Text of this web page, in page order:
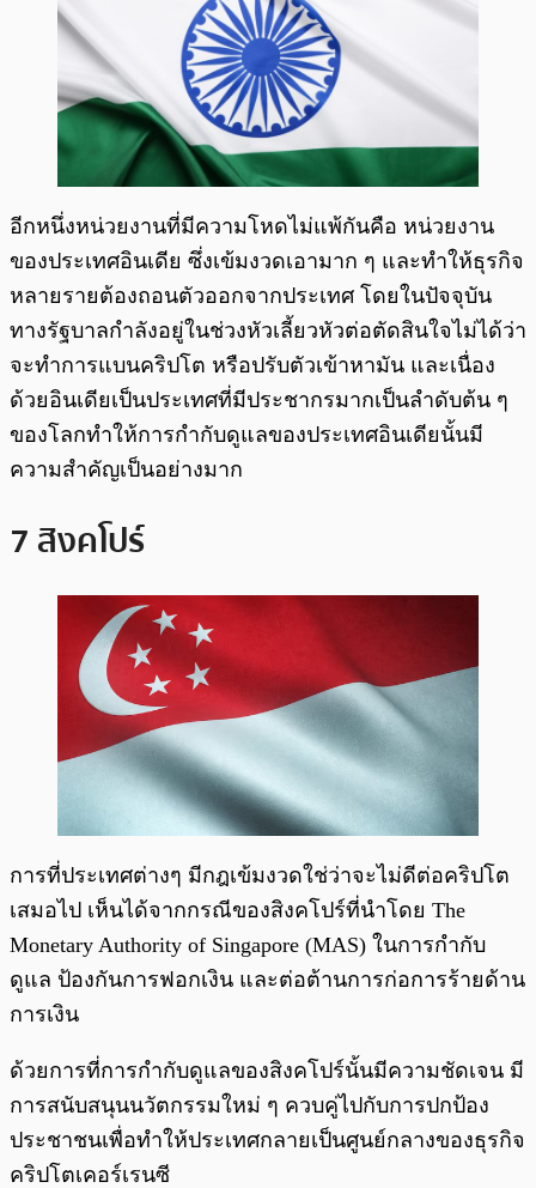
อีกหนึ่งหน่วยงานที่มีความโหดไม่แพ้กันคือ หน่วยงาน
ของประเทศอินเดีย ซึ่งเข้มงวดเอามาก ๆ และทำให้ธุรกิจ
หลายรายต้องถอนตัวออกจากประเทศ โดยในปัจจุบัน
ทางรัฐบาลกำลังอยู่ในช่วงหัวเลี้ยวหัวต่อตัดสินใจไม่ได้ว่า
จะทำการแบนคริปโต หรือปรับตัวเข้าหามัน และเนื่อง
ด้วยอินเดียเป็นประเทศที่มีประชากรมากเป็นลำดับต้น ๆ
ของโลกทำให้การกำกับดูแลของประเทศอินเดียนั้นมี
ความสำคัญเป็นอย่างมาก
7 สิงคโปร์
การที่ประเทศต่างๆ มีกฎเข้มงวดใช่ว่าจะไม่ดีต่อคริปโต
เสมอไป เห็นได้จากกรณีของสิงคโปร์ที่นำโดย The
Monetary Authority of Singapore (MAS) ในการกำกับ
ดูแล ป้องกันการฟอกเงิน และต่อต้านการก่อการร้ายด้าน
การเงิน
ด้วยการที่การกำกับดูแลของสิงคโปร์นั้นมีความชัดเจน มี
การสนับสนุนนวัตกรรมใหม่ ๆ ควบคู่ไปกับการปกป้อง
ประชาชนเพื่อทำให้ประเทศกลายเป็นศูนย์กลางของธุรกิจ
คริปโตเคอร์เรนซี